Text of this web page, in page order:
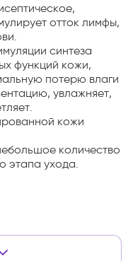
отток лимфы,
синтеза
функций кожи,
потерю влаги
увлажняет,
кожи
количество
этапа ухода.